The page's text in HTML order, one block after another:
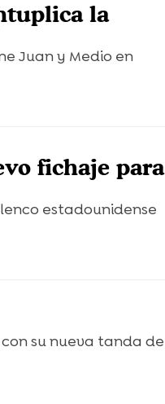
la
Juan y Medio en
fichaje para
estadounidense
su nueva tanda de